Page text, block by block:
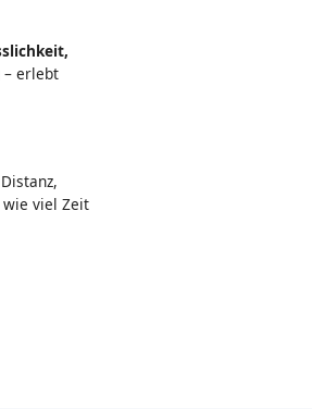
– erlebt
wie viel Zeit